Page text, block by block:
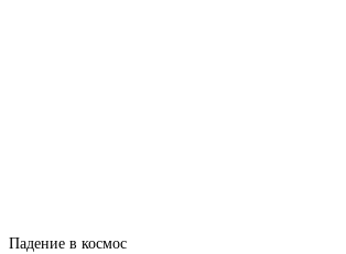
Падение в космос